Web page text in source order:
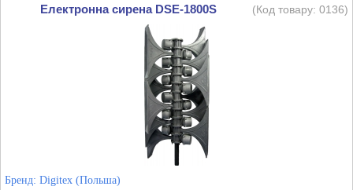
Електронна сирена DSE-1800S (Код товару: 0136)
Бренд: Digitex (Польша)